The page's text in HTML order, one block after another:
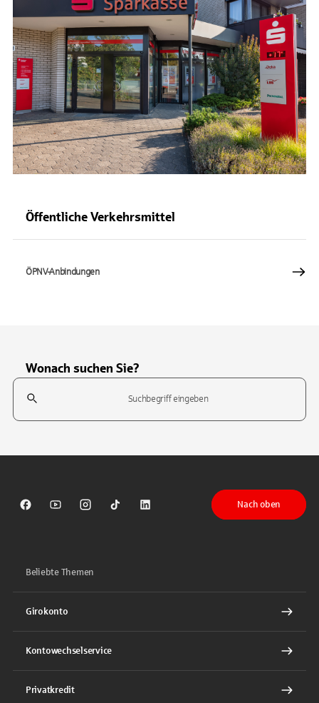
Öffentliche Verkehrsmittel
ÖPNV-Anbindungen
Wonach suchen Sie?
Suchfeld
Sparkasse auf Facebook
Sparkasse auf Youtube
Sparkasse auf Instagram
Sparkasse auf TikTok
Sparkasse auf LinkedIn
Nach oben
Beliebte Themen
Girokonto
Kontowechselservice
Privatkredit